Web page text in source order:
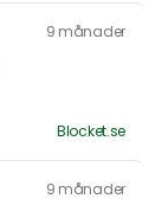
9 månader
Blocket.se
9 månader